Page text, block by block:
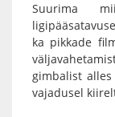
Suurima
ka pikkade
gimbalist
vajadusel